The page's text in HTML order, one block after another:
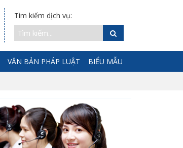
Tìm kiếm dịch vụ:
VĂN BẢN PHÁP LUẬT BIỂU MẪU